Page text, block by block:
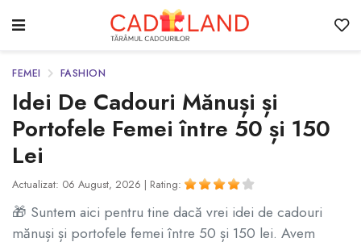
FEMEI FASHION
Idei De Cadouri Mănuși și
Portofele Femei între 50 și 150
Lei
Actualizat: 06 August, 2026 | Rating:
🎁 Suntem aici pentru tine dacă vrei idei de cadouri
mănuși și portofele femei între 50 și 150 lei. Avem